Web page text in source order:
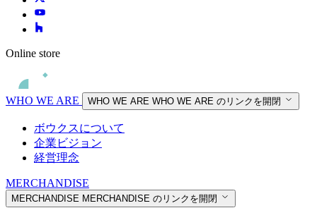
Online store
WHO WE ARE WHO WE ARE WHO WE ARE のリンクを開閉
ボウクスについて
企業ビジョン
経営理念
MERCHANDISE
MERCHANDISE MERCHANDISE のリンクを開閉